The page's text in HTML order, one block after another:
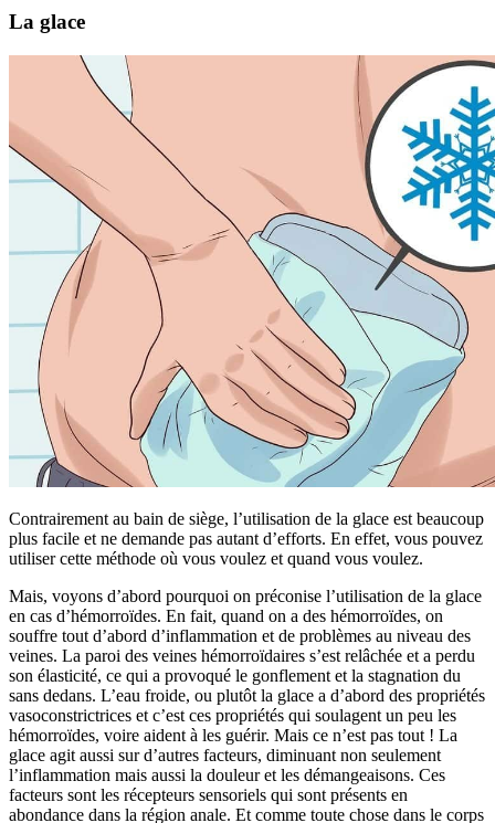
La glace
Contrairement au bain de siège, l’utilisation de la glace est beaucoup
plus facile et ne demande pas autant d’efforts. En effet, vous pouvez
utiliser cette méthode où vous voulez et quand vous voulez.
Mais, voyons d’abord pourquoi on préconise l’utilisation de la glace
en cas d’hémorroïdes. En fait, quand on a des hémorroïdes, on
souffre tout d’abord d’inflammation et de problèmes au niveau des
veines. La paroi des veines hémorroïdaires s’est relâchée et a perdu
son élasticité, ce qui a provoqué le gonflement et la stagnation du
sans dedans. L’eau froide, ou plutôt la glace a d’abord des propriétés
vasoconstrictrices et c’est ces propriétés qui soulagent un peu les
hémorroïdes, voire aident à les guérir. Mais ce n’est pas tout ! La
glace agit aussi sur d’autres facteurs, diminuant non seulement
l’inflammation mais aussi la douleur et les démangeaisons. Ces
facteurs sont les récepteurs sensoriels qui sont présents en
abondance dans la région anale. Et comme toute chose dans le corps